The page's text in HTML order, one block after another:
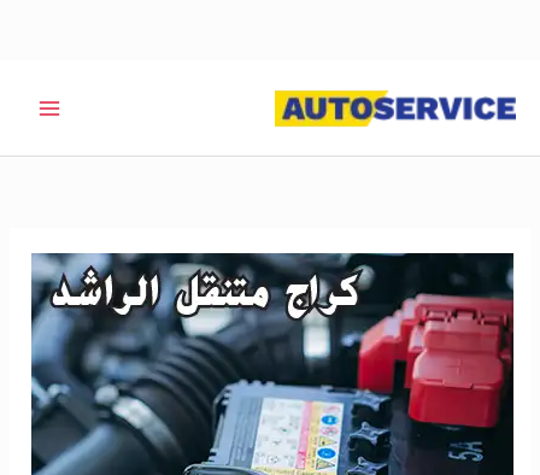
إلى